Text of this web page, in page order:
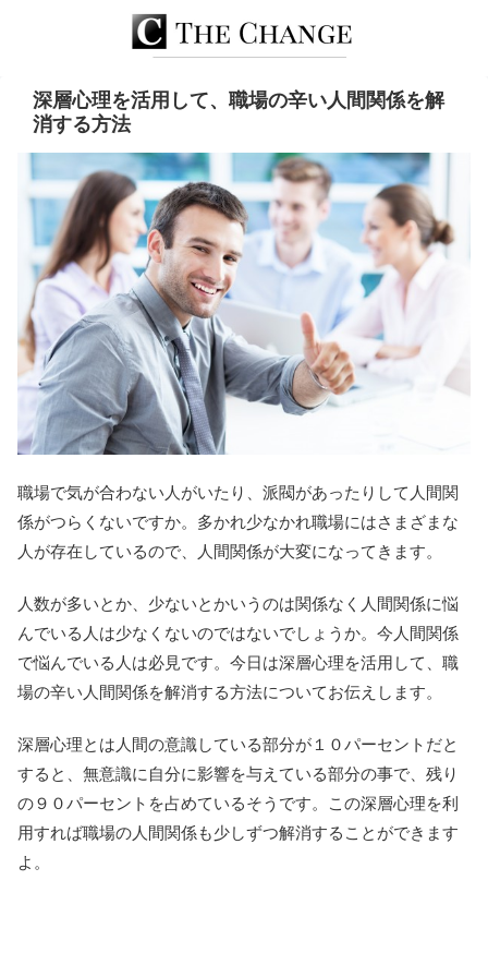
深層心理を活用して、職場の辛い人間関係を解
消する方法
職場で気が合わない人がいたり、派閥があったりして人間関
係がつらくないですか。多かれ少なかれ職場にはさまざまな
人が存在しているので、人間関係が大変になってきます。
人数が多いとか、少ないとかいうのは関係なく人間関係に悩
んでいる人は少なくないのではないでしょうか。今人間関係
で悩んでいる人は必見です。今日は深層心理を活用して、職
場の辛い人間関係を解消する方法についてお伝えします。
深層心理とは人間の意識している部分が１０パーセントだと
すると、無意識に自分に影響を与えている部分の事で、残り
の９０パーセントを占めているそうです。この深層心理を利
用すれば職場の人間関係も少しずつ解消することができます
よ。